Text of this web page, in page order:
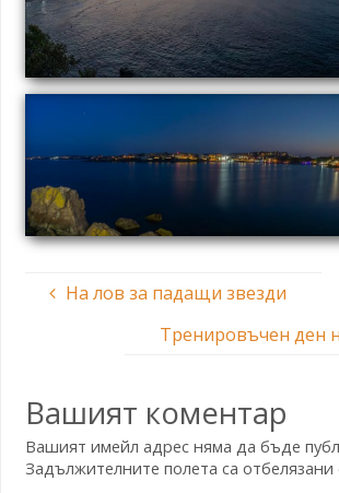
На лов за падащи звезди
Тренировъчен ден
Вашият коментар
Вашият имейл адрес няма да бъде
Задължителните полета са